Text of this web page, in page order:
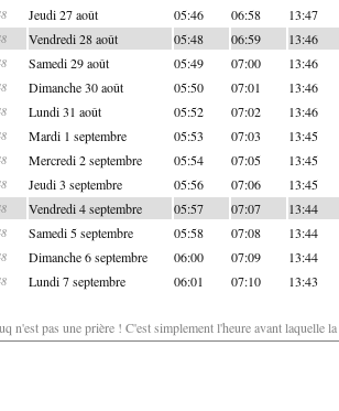
Jeudi 27 août 05:46 06:58 13:47
Vendredi 28 août 05:48 06:59 13:46
Samedi 29 août 05:49 07:00 13:46
Dimanche 30 août 05:50 07:01 13:46
Lundi 31 août 05:52 07:02 13:46
Mardi 1 septembre 05:53 07:03 13:45
Mercredi 2 septembre 05:54 07:05 13:45
Jeudi 3 septembre 05:56 07:06 13:45
Vendredi 4 septembre 05:57 07:07 13:44
Samedi 5 septembre 05:58 07:08 13:44
Dimanche 6 septembre 06:00 07:09 13:44
Lundi 7 septembre 06:01 07:10 13:43
n'est pas une prière ! C'est simplement l'heure avant laquelle